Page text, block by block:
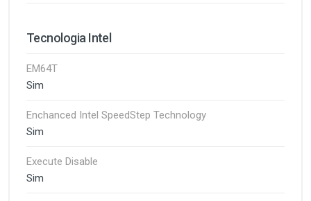
Tecnologia Intel
EM64T
Sim
Enchanced Intel SpeedStep Technology
Sim
Execute Disable
Sim